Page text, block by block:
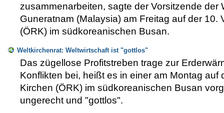
zusammenarbeiten, sagte der Vorsitzende
Guneratnam (Malaysia) am Freitag auf der
(ÖRK) im südkoreanischen Busan.
Weltkirchenrat: Weltwirtschaft ist "gottlos"
Das zügellose Profitstreben trage zur
Konflikten bei, heißt es in einer am Montag
Kirchen (ÖRK) im südkoreanischen Busan
ungerecht und "gottlos".